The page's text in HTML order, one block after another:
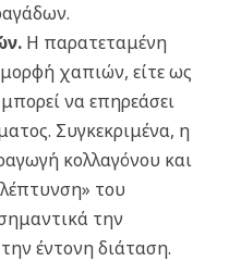
Η παρατεταμένη
χαπιών, είτε ως
να επηρεάσει
Συγκεκριμένα, η
κολλαγόνου και
του
την
έντονη διάταση.